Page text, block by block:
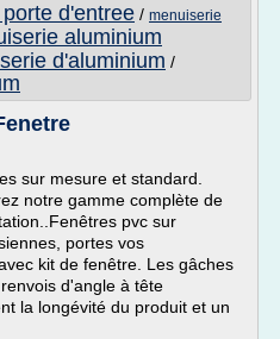
d'entree / menuiserie
aluminium
d'aluminium /
sur mesure et standard.
notre gamme complète de
pvc sur
portes vos
kit de fenêtre. Les gâches
d'angle à tête
la longévité du produit et un